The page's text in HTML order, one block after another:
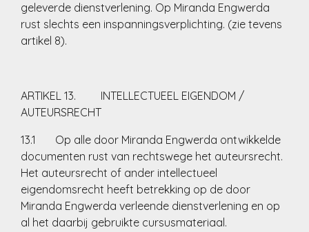
geleverde dienstverlening. Op Miranda Engwerda
rust slechts een inspanningsverplichting. (zie tevens
artikel 8).
ARTIKEL 13. INTELLECTUEEL EIGENDOM /
AUTEURSRECHT
13.1 Op alle door Miranda Engwerda ontwikkelde
documenten rust van rechtswege het auteursrecht.
Het auteursrecht of ander intellectueel
eigendomsrecht heeft betrekking op de door
Miranda Engwerda verleende dienstverlening en op
al het daarbij gebruikte cursusmateriaal.